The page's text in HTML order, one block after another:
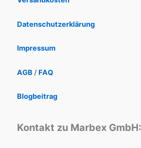
Datenschutzerklärung
Impressum
AGB / FAQ
Blogbeitrag
Kontakt zu Marbex GmbH: